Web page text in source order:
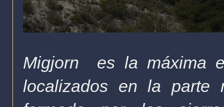
Migjorn es la máxima
localizados en la parte